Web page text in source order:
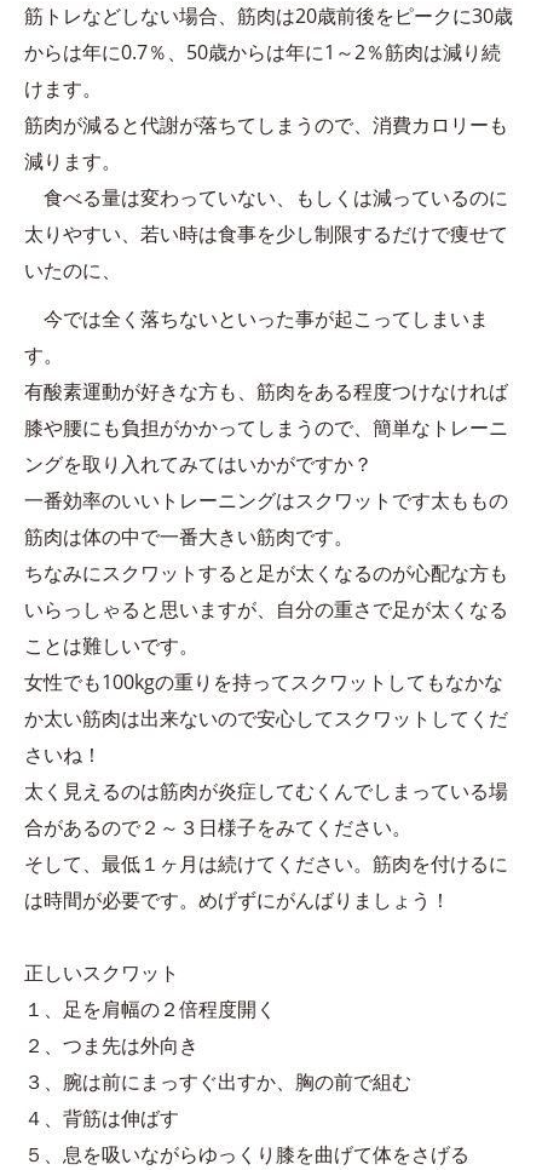
筋トレなどしない場合、筋肉は20歳前後をピークに30歳
からは年に0.7％、50歳からは年に1～2％筋肉は減り続
けます。
筋肉が減ると代謝が落ちてしまうので、消費カロリーも
減ります。
食べる量は変わっていない、もしくは減っているのに
太りやすい、若い時は食事を少し制限するだけで痩せて
いたのに、
今では全く落ちないといった事が起こってしまいま
す。
有酸素運動が好きな方も、筋肉をある程度つけなければ
膝や腰にも負担がかかってしまうので、簡単なトレーニ
ングを取り入れてみてはいかがですか？
一番効率のいいトレーニングはスクワットです太ももの
筋肉は体の中で一番大きい筋肉です。
ちなみにスクワットすると足が太くなるのが心配な方も
いらっしゃると思いますが、自分の重さで足が太くなる
ことは難しいです。
女性でも100kgの重りを持ってスクワットしてもなかな
か太い筋肉は出来ないので安心してスクワットしてくだ
さいね！
太く見えるのは筋肉が炎症してむくんでしまっている場
合があるので２～３日様子をみてください。
そして、最低１ヶ月は続けてください。筋肉を付けるに
は時間が必要です。めげずにがんばりましょう！
正しいスクワット
１、足を肩幅の２倍程度開く
２、つま先は外向き
３、腕は前にまっすぐ出すか、胸の前で組む
４、背筋は伸ばす
５、息を吸いながらゆっくり膝を曲げて体をさげる